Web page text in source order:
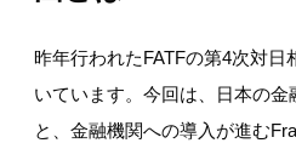
昨年行われたFATFの第4次対日
いています。今回は、日本の
と、金融機関への導入が進む